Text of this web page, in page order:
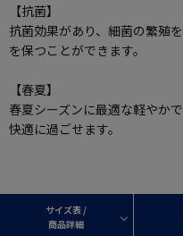
【抗菌】
抗菌効果があり、細菌の繁殖
を保つことができます。
【春夏】
春夏シーズンに最適な軽やか
快適に過ごせます。
サイズ表 /
商品詳細